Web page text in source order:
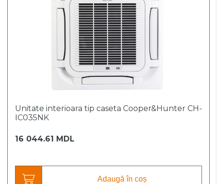
Unitate interioara tip caseta Cooper&Hunter CH-
IC035NK
16 044.61 MDL
Adaugă în coș